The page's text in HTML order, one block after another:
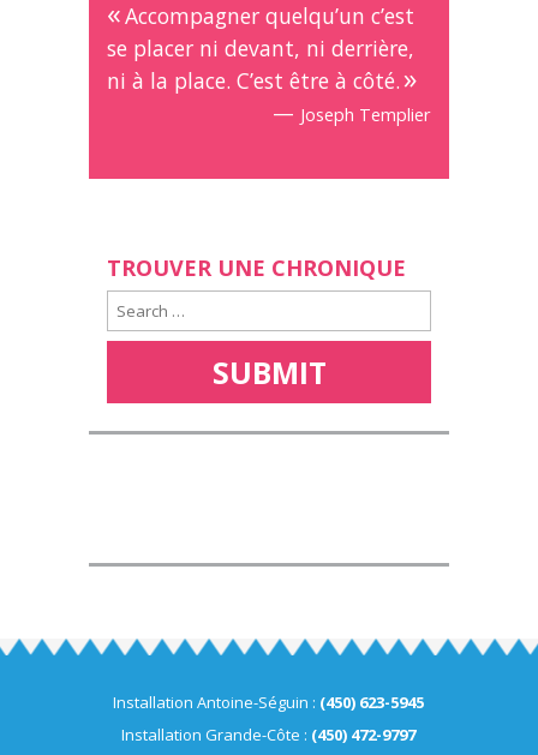
Accompagner quelqu’un c’est
se placer ni devant, ni derrière,
ni à la place. C’est être à côté.
— Joseph Templier
TROUVER UNE CHRONIQUE
Installation Antoine-Séguin : (450) 623-5945
Installation Grande-Côte : (450) 472-9797